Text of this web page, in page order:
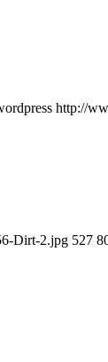
http://
Dirt-2.jpg 527